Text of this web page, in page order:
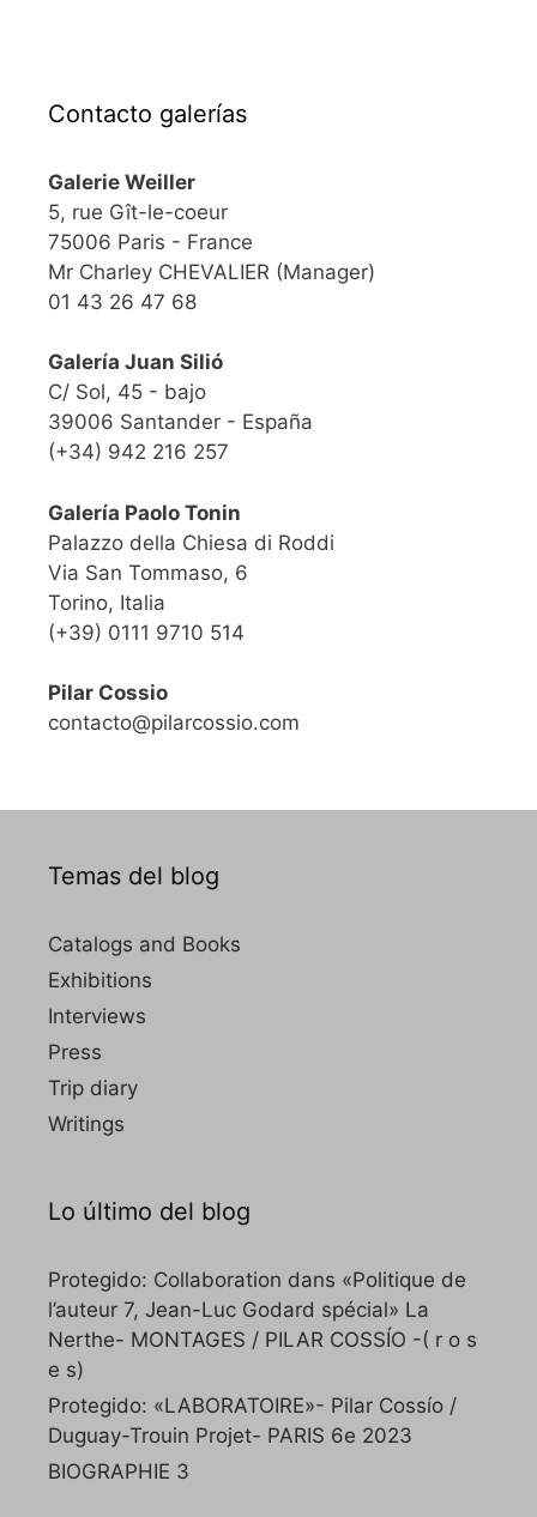
Contacto galerías
Galerie Weiller
5, rue Gît-le-coeur
75006 Paris - France
Mr Charley CHEVALIER (Manager)
01 43 26 47 68
Galería Juan Silió
C/ Sol, 45 - bajo
39006 Santander - España
(+34) 942 216 257
Galería Paolo Tonin
Palazzo della Chiesa di Roddi
Via San Tommaso, 6
Torino, Italia
(+39) 0111 9710 514
Pilar Cossio
contacto@pilarcossio.com
Temas del blog
Catalogs and Books
Exhibitions
Interviews
Press
Trip diary
Writings
Lo último del blog
Protegido: Collaboration dans «Politique de
l’auteur 7, Jean-Luc Godard spécial» La
Nerthe- MONTAGES / PILAR COSSÍO -( r o s
e s)
Protegido: «LABORATOIRE»- Pilar Cossío /
Duguay-Trouin Projet- PARIS 6e 2023
BIOGRAPHIE 3